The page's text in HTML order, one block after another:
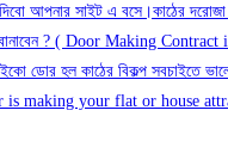
দিবো আপনার সাইট এ বসে।কাঠের
বানাবেন ? ( Door Making
ডোর হল কাঠের বিকল্প সবচাইতে
is making your flat or house